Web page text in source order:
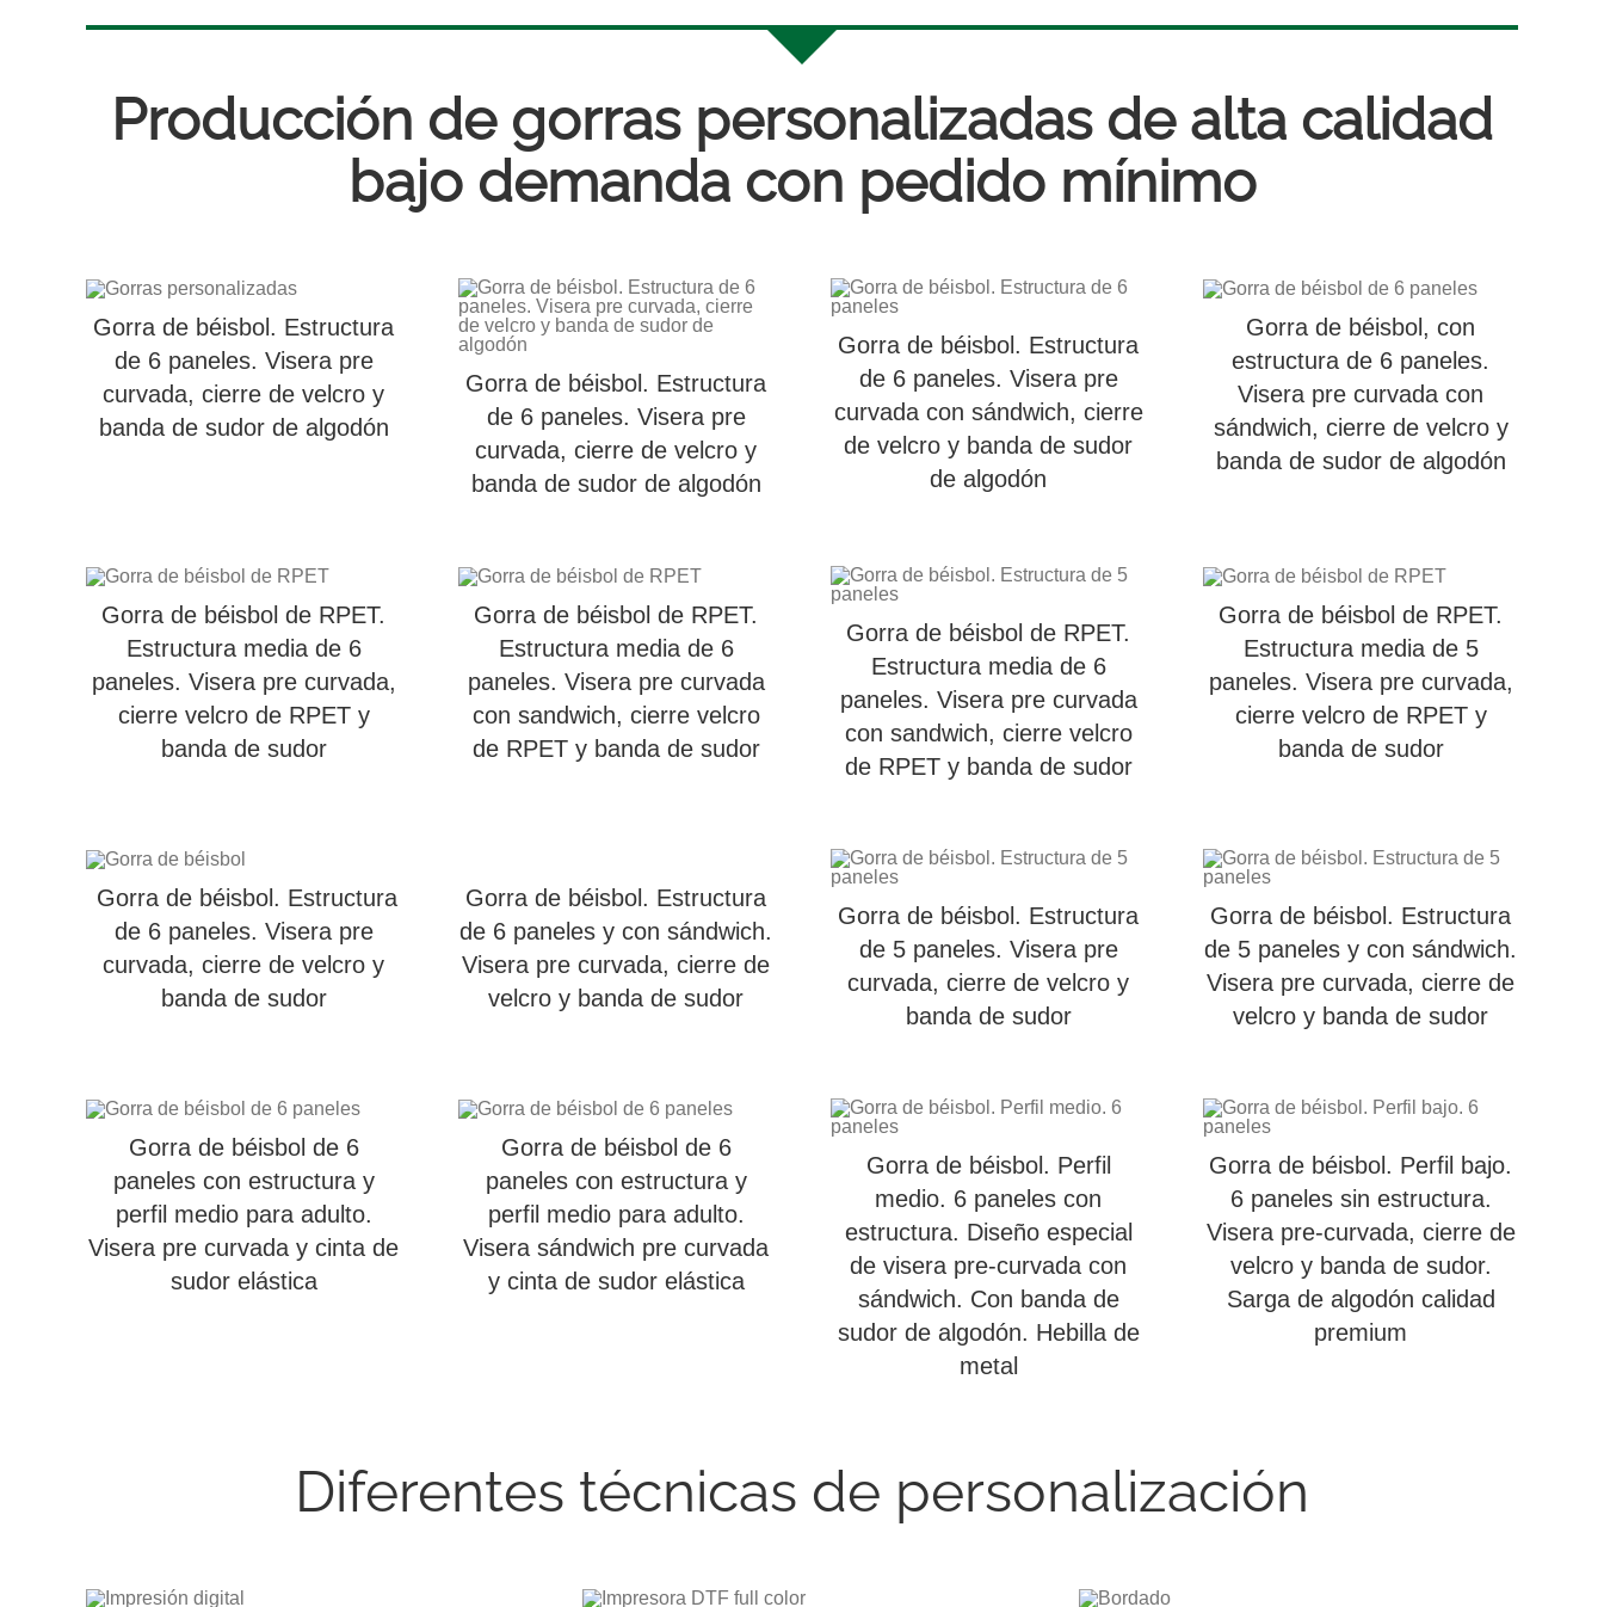
Producción de gorras personalizadas de alta calidad
bajo demanda con pedido mínimo
Gorra de béisbol. Estructura
de 6 paneles. Visera pre
curvada, cierre de velcro y
banda de sudor de algodón
Gorra de béisbol. Estructura
de 6 paneles. Visera pre
curvada, cierre de velcro y
banda de sudor de algodón
Gorra de béisbol. Estructura
de 6 paneles. Visera pre
curvada con sándwich, cierre
de velcro y banda de sudor
de algodón
Gorra de béisbol, con
estructura de 6 paneles.
Visera pre curvada con
sándwich, cierre de velcro y
banda de sudor de algodón
Gorra de béisbol de RPET.
Estructura media de 6
paneles. Visera pre curvada,
cierre velcro de RPET y
banda de sudor
Gorra de béisbol de RPET.
Estructura media de 6
paneles. Visera pre curvada
con sandwich, cierre velcro
de RPET y banda de sudor
Gorra de béisbol de RPET.
Estructura media de 6
paneles. Visera pre curvada
con sandwich, cierre velcro
de RPET y banda de sudor
Gorra de béisbol de RPET.
Estructura media de 5
paneles. Visera pre curvada,
cierre velcro de RPET y
banda de sudor
Gorra de béisbol. Estructura
de 6 paneles. Visera pre
curvada, cierre de velcro y
banda de sudor
Gorra de béisbol. Estructura
de 6 paneles y con sándwich.
Visera pre curvada, cierre de
velcro y banda de sudor
Gorra de béisbol. Estructura
de 5 paneles. Visera pre
curvada, cierre de velcro y
banda de sudor
Gorra de béisbol. Estructura
de 5 paneles y con sándwich.
Visera pre curvada, cierre de
velcro y banda de sudor
Gorra de béisbol de 6
paneles con estructura y
perfil medio para adulto.
Visera pre curvada y cinta de
sudor elástica
Gorra de béisbol de 6
paneles con estructura y
perfil medio para adulto.
Visera sándwich pre curvada
y cinta de sudor elástica
Gorra de béisbol. Perfil
medio. 6 paneles con
estructura. Diseño especial
de visera pre-curvada con
sándwich. Con banda de
sudor de algodón. Hebilla de
metal
Gorra de béisbol. Perfil bajo.
6 paneles sin estructura.
Visera pre-curvada, cierre de
velcro y banda de sudor.
Sarga de algodón calidad
premium
Diferentes técnicas de personalización